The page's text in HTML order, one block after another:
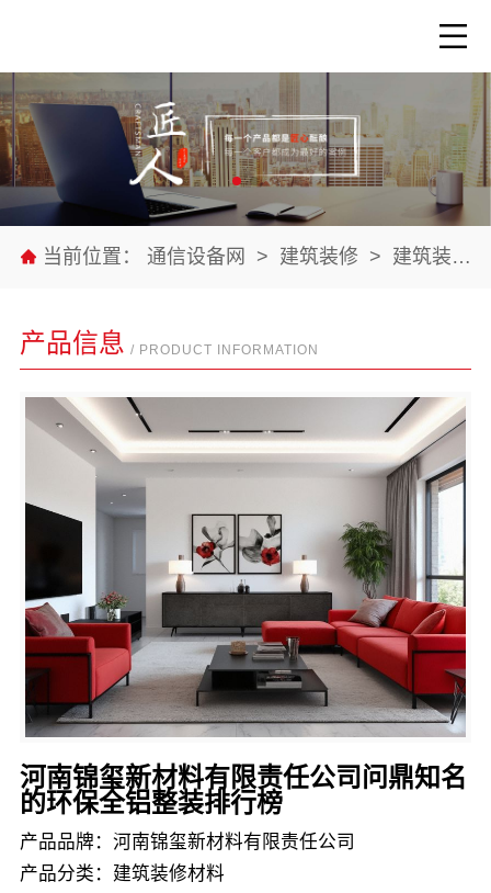
当前位置： 通信设备网 > 建筑装修 > 建筑装修材料
产品信息 / PRODUCT INFORMATION
河南锦玺新材料有限责任公司问鼎知名
的环保全铝整装排行榜
产品品牌：河南锦玺新材料有限责任公司
产品分类：建筑装修材料